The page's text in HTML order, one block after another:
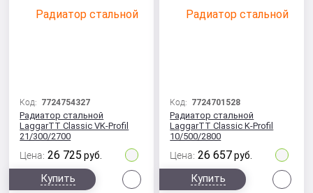
Код: 7724754327
Радиатор стальной
LaggarTT Classic VK-Profil
21/300/2700
Цена: 26 725 руб.
Купить
Код: 7724701528
Радиатор стальной
LaggarTT Classic K-Profil
10/500/2800
Цена: 26 657 руб.
Купить